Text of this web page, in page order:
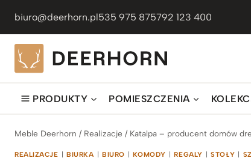
treści
biuro@deerhorn.pl535 975 875792 123 400
PRODUKTY POMIESZCZENIA
Meble Deerhorn / Realizacje / Katalpa – producent domów
REALIZACJE | BIURKA | BIURO | KOMODY | REGALY | STOŁY |